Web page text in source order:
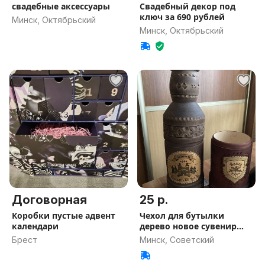
свадебные аксессуары
Минск, Октябрьский
Свадебный декор под
ключ за 690 рублей
Минск, Октябрьский
Договорная
Коробки пустые адвент
календари
Брест
25 р.
Чехол для бутылки
дерево новое сувенир
подарок
Минск, Советский